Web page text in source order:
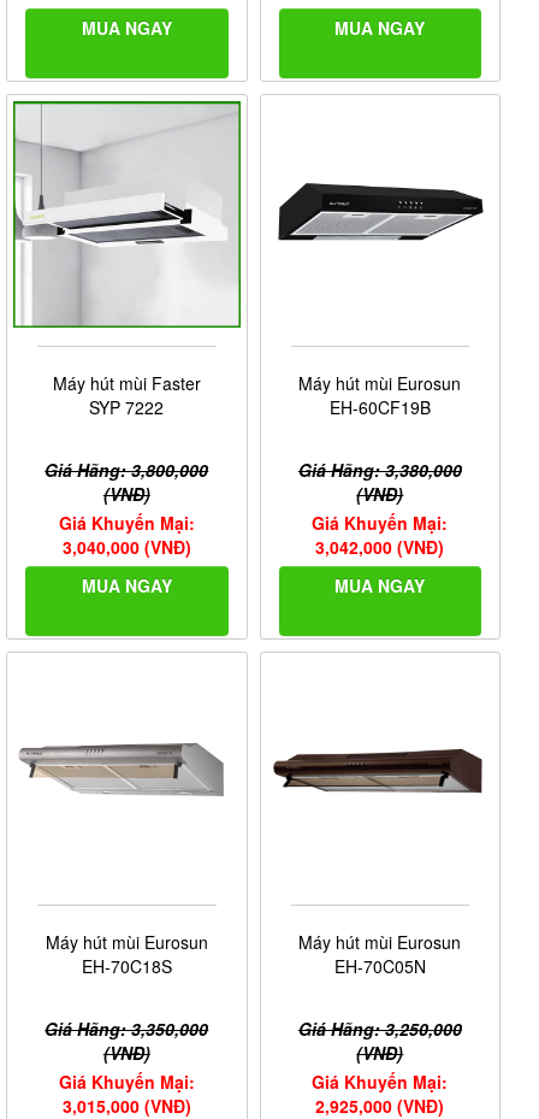
MUA NGAY
MUA NGAY
Máy hút mùi Faster
SYP 7222
Giá Hãng: 3,800,000
(VNĐ)
Giá Khuyến Mại:
3,040,000 (VNĐ)
MUA NGAY
Máy hút mùi Eurosun
EH-60CF19B
Giá Hãng: 3,380,000
(VNĐ)
Giá Khuyến Mại:
3,042,000 (VNĐ)
MUA NGAY
Máy hút mùi Eurosun
EH-70C18S
Giá Hãng: 3,350,000
(VNĐ)
Giá Khuyến Mại:
3,015,000 (VNĐ)
Máy hút mùi Eurosun
EH-70C05N
Giá Hãng: 3,250,000
(VNĐ)
Giá Khuyến Mại:
2,925,000 (VNĐ)